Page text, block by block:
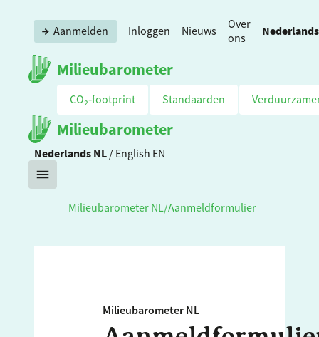
Milieubarometer
Aanmelden Inloggen Nieuws
Over
ons
Nederlands
CO₂‑footprint Standaarden
Milieubarometer
Nederlands NL / English EN
Milieubarometer NL /Aanmeldformulier
Milieubarometer NL